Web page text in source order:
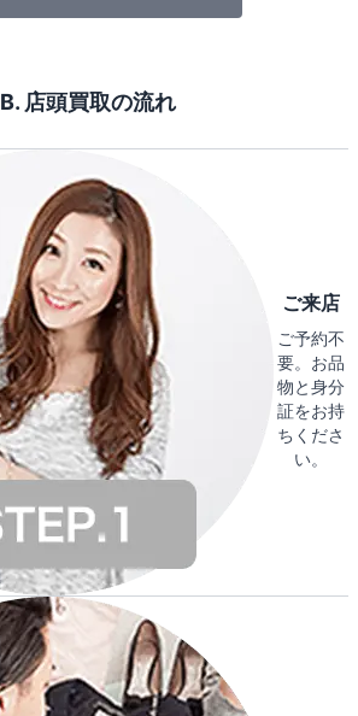
B. 店頭買取の流れ
ご来店
ご予約不
要。お品
物と身分
証をお持
ちくださ
い。